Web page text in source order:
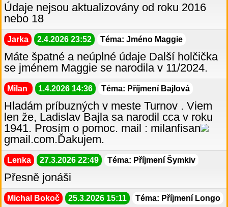
Údaje nejsou aktualizovány od roku 2016
nebo 18
Jarka 2.4.2026 23:52 Téma: Jméno Maggie
Máte špatné a neúplné údaje Další holčička
se jménem Maggie se narodila v 11/2024.
Milan 1.4.2026 14:36 Téma: Příjmení Bajlová
Hladám príbuzných v meste Turnov . Viem
len že, Ladislav Bajla sa narodil cca v roku
1941. Prosím o pomoc. mail : milanfisan
gmail.com.Ďakujem.
Lenka 27.3.2026 22:49 Téma: Příjmení Šymkiv
Přesně jonáši
Michal Bokoč 25.3.2026 15:11 Téma: Příjmení Longo